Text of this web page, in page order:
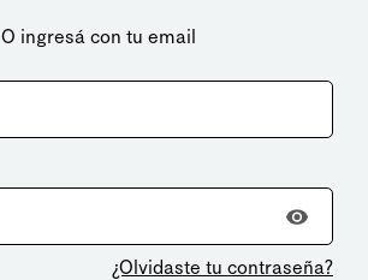
O ingresá con tu email
¿Olvidaste tu contraseña?